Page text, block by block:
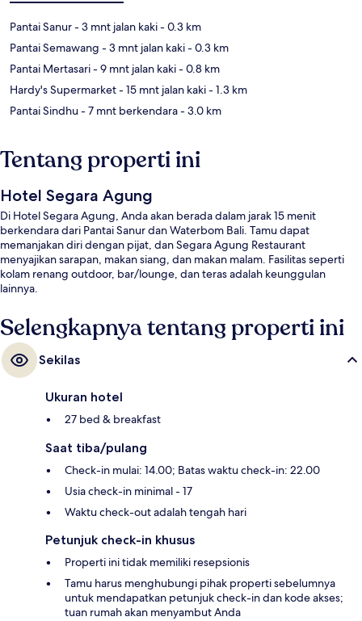
Pantai Sanur- 3 mnt jalan kaki- 0.3 km
Pantai Semawang - 3 mnt jalan kaki- 0.3 km
Pantai Mertasari- 9 mnt jalan kaki- 0.8 km
Hardy's Supermarket- 15 mnt jalan kaki- 1.3 km
Pantai Sindhu- 7 mnt berkendara- 3.0 km
Tentang properti ini
Hotel Segara Agung
Di Hotel Segara Agung, Anda akan berada dalam jarak 15 menit
berkendara dari Pantai Sanur dan Waterbom Bali. Tamu dapat
memanjakan diri dengan pijat, dan Segara Agung Restaurant
menyajikan sarapan, makan siang, dan makan malam. Fasilitas seperti
kolam renang outdoor, bar/lounge, dan teras adalah keunggulan
lainnya.
Selengkapnya tentang properti ini
Sekilas
Ukuran hotel
27 bed & breakfast
Saat tiba/pulang
Check-in mulai: 14.00; Batas waktu check-in: 22.00
Usia check-in minimal - 17
Waktu check-out adalah tengah hari
Petunjuk check-in khusus
Properti ini tidak memiliki resepsionis
Tamu harus menghubungi pihak properti sebelumnya
untuk mendapatkan petunjuk check-in dan kode akses;
tuan rumah akan menyambut Anda